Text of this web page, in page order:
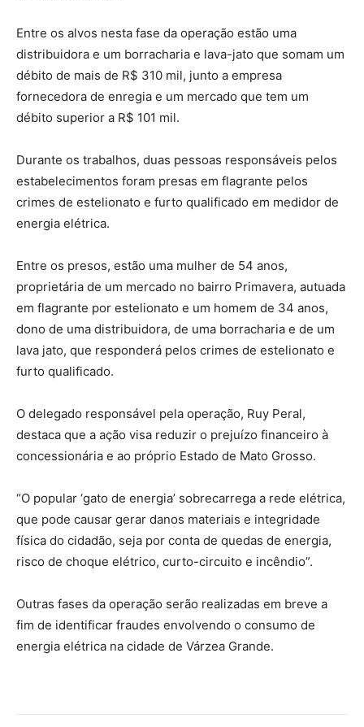
Entre os alvos nesta fase da operação estão uma
distribuidora e um borracharia e lava-jato que somam um
débito de mais de R$ 310 mil, junto a empresa
fornecedora de enregia e um mercado que tem um
débito superior a R$ 101 mil.
Durante os trabalhos, duas pessoas responsáveis pelos
estabelecimentos foram presas em flagrante pelos
crimes de estelionato e furto qualificado em medidor de
energia elétrica.
Entre os presos, estão uma mulher de 54 anos,
proprietária de um mercado no bairro Primavera, autuada
em flagrante por estelionato e um homem de 34 anos,
dono de uma distribuidora, de uma borracharia e de um
lava jato, que responderá pelos crimes de estelionato e
furto qualificado.
O delegado responsável pela operação, Ruy Peral,
destaca que a ação visa reduzir o prejuízo financeiro à
concessionária e ao próprio Estado de Mato Grosso.
“O popular ‘gato de energia’ sobrecarrega a rede elétrica,
que pode causar gerar danos materiais e integridade
física do cidadão, seja por conta de quedas de energia,
risco de choque elétrico, curto-circuito e incêndio”.
Outras fases da operação serão realizadas em breve a
fim de identificar fraudes envolvendo o consumo de
energia elétrica na cidade de Várzea Grande.